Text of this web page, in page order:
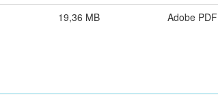
19,36 MB Adobe PDF